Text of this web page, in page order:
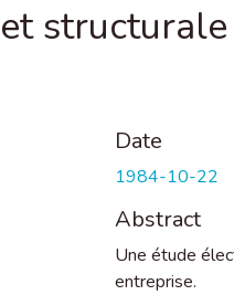
Date
1984-10-22
Abstract
Une étude
entreprise.